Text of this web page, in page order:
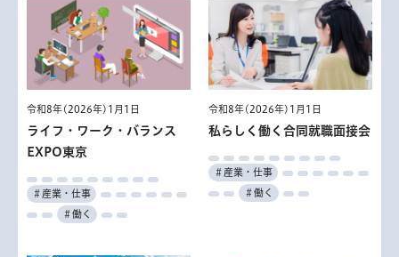
令和8年(2026年)1月1日
ライフ・ワーク・バランス
EXPO東京
＃産業・仕事
＃働く
令和8年(2026年)1月1日
私らしく働く合同就職面接会
＃産業・仕事
＃働く